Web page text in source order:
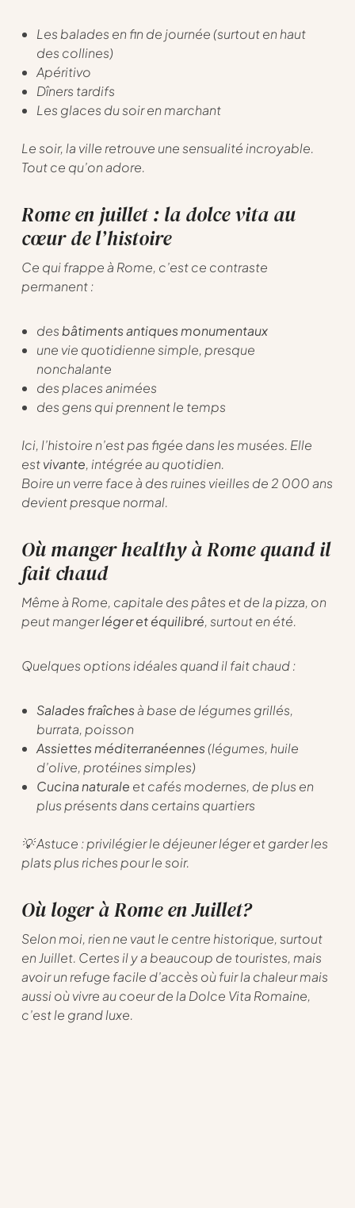
Les balades en fin de journée (surtout en haut
des collines)
Apéritivo
Dîners tardifs
Les glaces du soir en marchant
Le soir, la ville retrouve une sensualité incroyable.
Tout ce qu’on adore.
Rome en juillet : la dolce vita au
cœur de l’histoire
Ce qui frappe à Rome, c’est ce contraste
permanent :
desbâtiments antiques monumentaux
une vie quotidienne simple, presque
nonchalante
des places animées
des gens qui prennent le temps
Ici, l’histoire n’est pas figée dans les musées. Elle
estvivante, intégrée au quotidien.
Boire un verre face à des ruines vieilles de 2 000 ans
devient presque normal.
Où manger healthy à Rome quand il
fait chaud
Même à Rome, capitale des pâtes et de la pizza, on
peut mangerléger et équilibré, surtout en été.
Quelques options idéales quand il fait chaud :
Salades fraîchesà base de légumes grillés,
burrata, poisson
Assiettes méditerranéennes(légumes, huile
d’olive, protéines simples)
Cucina naturale et cafés modernes, de plus en
plus présents dans certains quartiers
💡 Astuce : privilégier le déjeuner léger et garder les
plats plus riches pour le soir.
Où loger à Rome en Juillet?
Selon moi, rien ne vaut le centre historique, surtout
en Juillet. Certes il y a beaucoup de touristes, mais
avoir un refuge facile d’accès où fuir la chaleur mais
aussi où vivre au coeur de la Dolce Vita Romaine,
c’est le grand luxe.